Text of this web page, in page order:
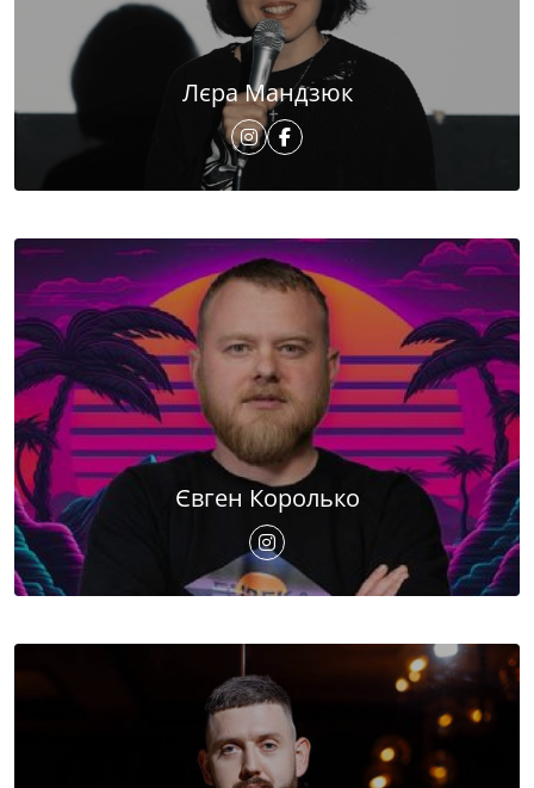
Лєра Мандзюк
Євген Королько